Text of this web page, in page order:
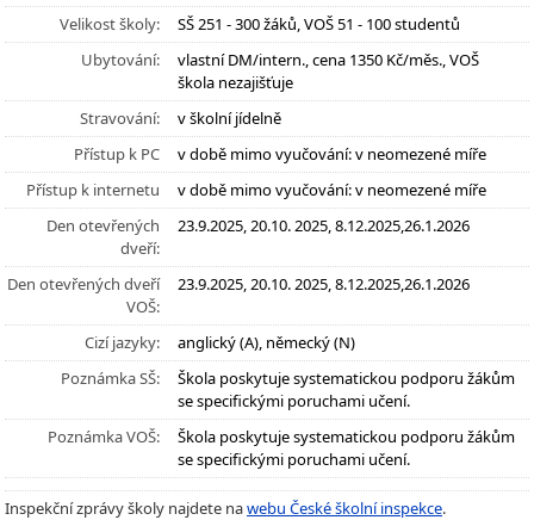
Velikost školy:
SŠ 251 - 300 žáků, VOŠ 51 - 100 studentů
Ubytování:
vlastní DM/intern., cena 1350 Kč/měs., VOŠ
škola nezajišťuje
Stravování:
v školní jídelně
Přístup k PC
v době mimo vyučování: v neomezené míře
Přístup k internetu
v době mimo vyučování: v neomezené míře
Den otevřených
dveří:
23.9.2025, 20.10. 2025, 8.12.2025,26.1.2026
Den otevřených dveří
VOŠ:
23.9.2025, 20.10. 2025, 8.12.2025,26.1.2026
Cizí jazyky:
anglický (A), německý (N)
Poznámka SŠ:
Škola poskytuje systematickou podporu žákům
se specifickými poruchami učení.
Poznámka VOŠ:
Škola poskytuje systematickou podporu žákům
se specifickými poruchami učení.
Inspekční zprávy školy najdete nawebu České školní inspekce.